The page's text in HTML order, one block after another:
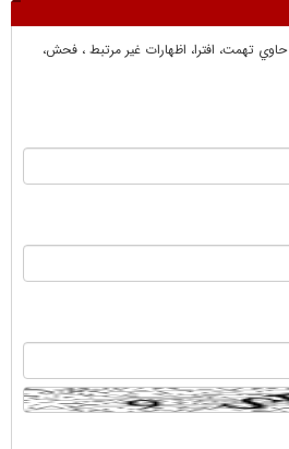
حاوي تهمت، افترا، اظهارات غير مرتبط ، فحش،